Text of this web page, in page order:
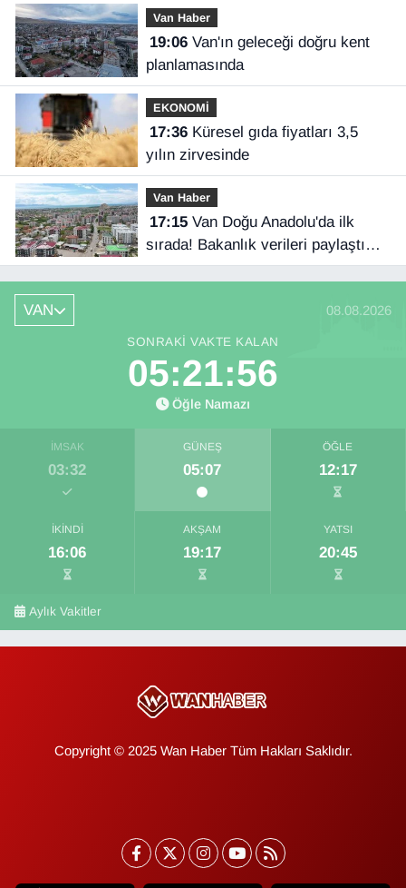
Van Haber
19:06Van'ın geleceği doğru kent
planlamasında
EKONOMİ
17:36Küresel gıda fiyatları 3,5
yılın zirvesinde
Van Haber
17:15Van Doğu Anadolu'da ilk
sırada! Bakanlık verileri paylaştı…
VAN 08.08.2026
SONRAKI VAKTE KALAN
05:21:55
Öğle Namazı
İMSAK
03:32
GÜNEŞ
05:07
ÖĞLE
12:17
İKINDI
16:06
AKŞAM
19:17
YATSI
20:45
Aylık Vakitler
Copyright © 2025 Wan Haber Tüm Hakları Saklıdır.